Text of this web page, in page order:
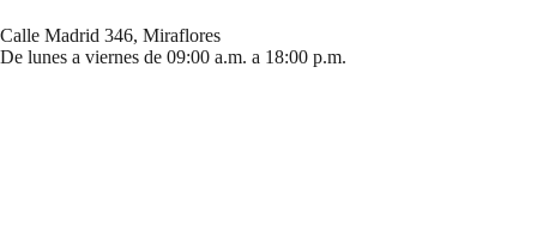
Calle Madrid 346, Miraflores
De lunes a viernes de 09:00 a.m. a 18:00 p.m.